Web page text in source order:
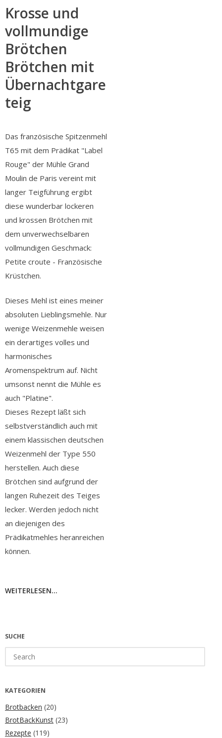
Krosse und
vollmundige
Brötchen
Brötchen mit
Übernachtgare
teig
Das französische Spitzenmehl
T65 mit dem Prädikat "Label
Rouge" der Mühle Grand
Moulin de Paris vereint mit
langer Teigführung ergibt
diese wunderbar lockeren
und krossen Brötchen mit
dem unverwechselbaren
vollmundigen Geschmack:
Petite croute - Französische
Krüstchen.
Dieses Mehl ist eines meiner
absoluten Lieblingsmehle. Nur
wenige Weizenmehle weisen
ein derartiges volles und
harmonisches
Aromenspektrum auf. Nicht
umsonst nennt die Mühle es
auch "Platine".
Dieses Rezept läßt sich
selbstverständlich auch mit
einem klassischen deutschen
Weizenmehl der Type 550
herstellen. Auch diese
Brötchen sind aufgrund der
langen Ruhezeit des Teiges
lecker. Werden jedoch nicht
an diejenigen des
Prädikatmehles heranreichen
können.
WEITERLESEN...
SUCHE
for:
KATEGORIEN
Brotbacken (20)
BrotBackKunst (23)
Rezepte (119)